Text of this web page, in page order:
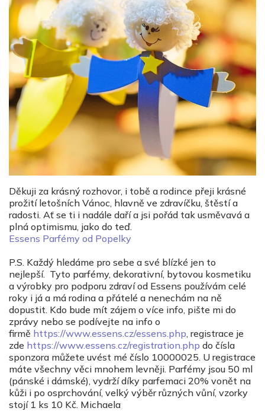
Děkuji za krásný rozhovor, i tobě a rodince přeji krásné
prožití letošních Vánoc, hlavně ve zdravíčku, štěstí a
radosti. Ať se ti i nadále daří a jsi pořád tak usměvavá a
plná optimismu, jako do teď.
Essens Parfémy od Popelky
P.S. Každý hledáme pro sebe a své blízké jen to
nejlepší. Tyto parfémy, dekorativní, bytovou kosmetiku
a výrobky pro podporu zdraví od Essens používám celé
roky i já a má rodina a přátelé a nenechám na ně
dopustit. Kdo bude mít zájem o více info, pište mi do
zprávy nebo se podívejte na info o
firmě https://www.essens.cz/essens.php, registrace je
zde https://www.essens.cz/registration.php do čísla
sponzora můžete uvést mé číslo 10000025. U registrace
máte všechny věci mnohem levněji. Parfémy jsou 50 ml
(pánské i dámské), vydrží díky parfemaci 20% vonět na
kůži i po osprchování, velký výběr různých vůní, vzorky
stojí 1 ks 10 Kč. Michaela